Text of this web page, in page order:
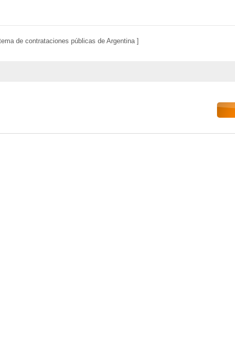
de contrataciones públicas de Argentina ]